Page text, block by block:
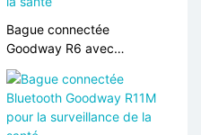
Bague connectée
Goodway R6 avec
connectivité BLE 5.1 ​​pour
la santé